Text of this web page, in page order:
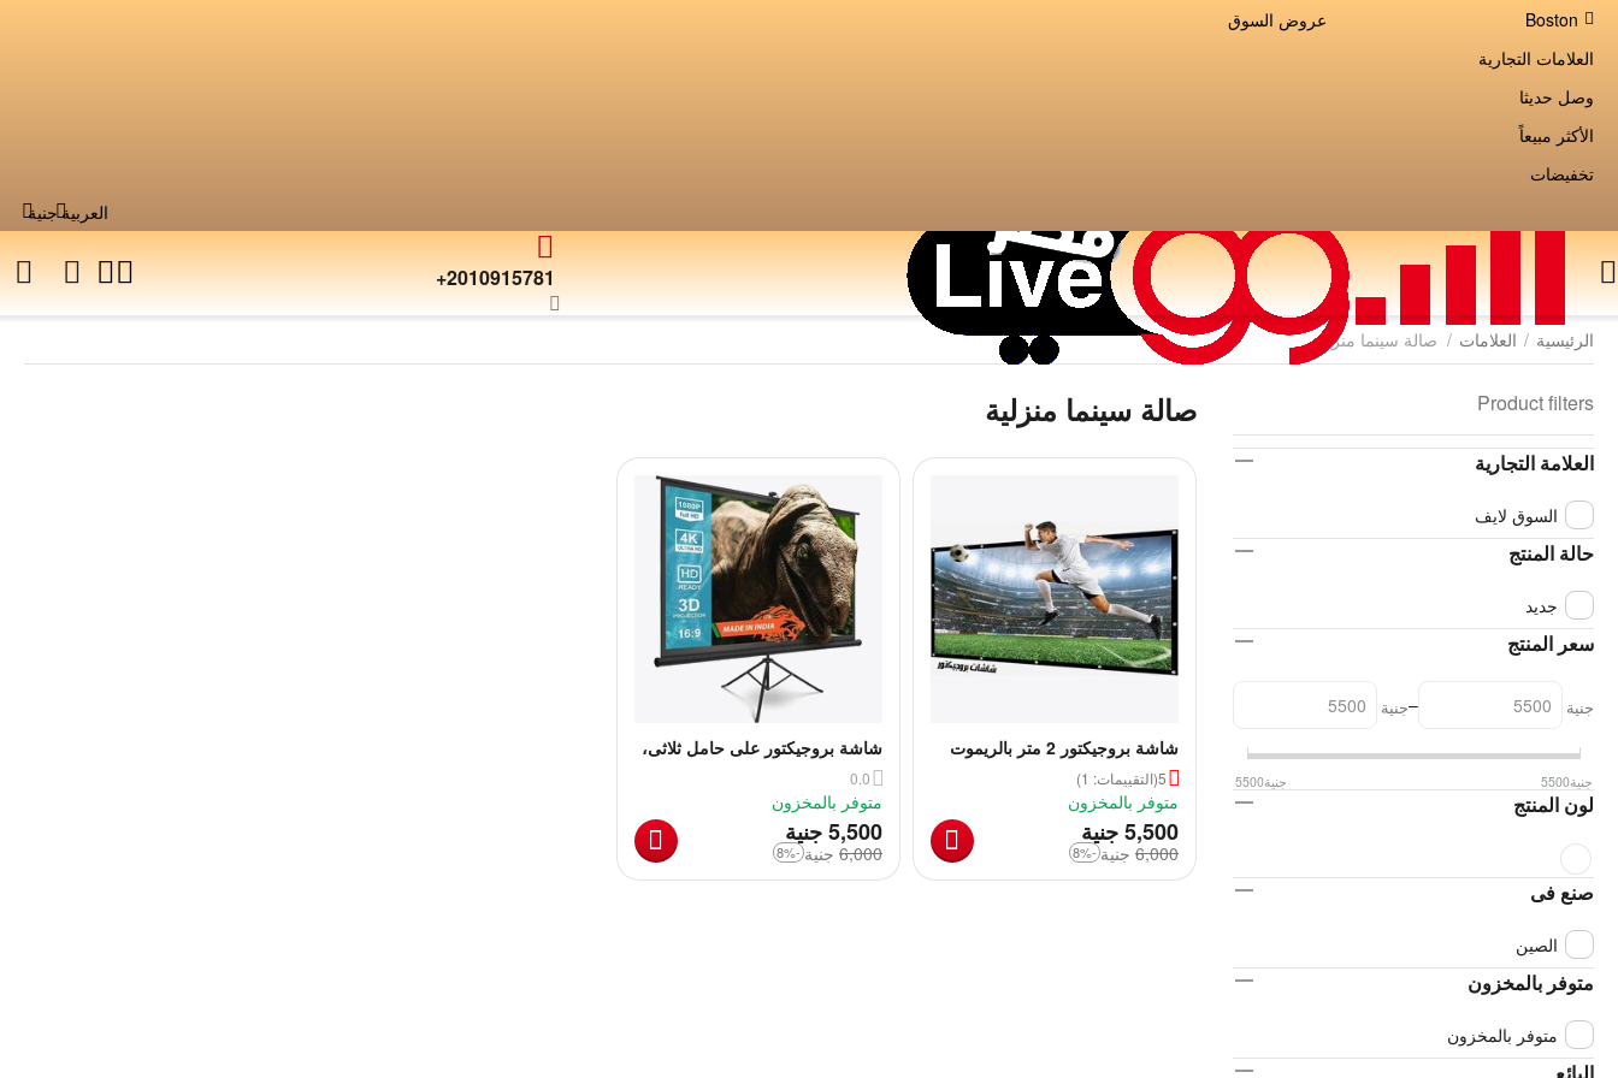
Boston
عروض السوق
العلامات التجارية
وصل حديثا
الأكثر مبيعاً
تخفيضات
جنيةالعربية
+2010915781
الرئيسية / العلامات / صالة سينما منزلية
صالة سينما منزلية
شاشة بروجيكتور 2 متر بالريموت
كهرباء
5(التقييمات: 1)
متوفر بالمخزون
جنية5,500
جنية 6,000
-8%
شاشة بروجيكتور على حامل ثلاثى،
244 × 244 سم
0.0
متوفر بالمخزون
جنية5,500
جنية 6,000
-8%
Product filters
العلامة التجارية
السوق لايف
حالة المنتج
جديد
سعر المنتج
جنية –جنية
جنية5500 جنية5500
لون المنتج
صنع فى
الصين
متوفر بالمخزون
متوفر بالمخزون